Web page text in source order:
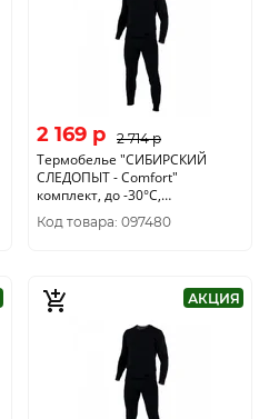
2 169 p 2 714 p
Термобелье "CИБИРСКИЙ
СЛЕДОПЫТ - Comfort"
комплект, до -30°С,
двухслойное, р.58
Код товара: 097480
АКЦИЯ